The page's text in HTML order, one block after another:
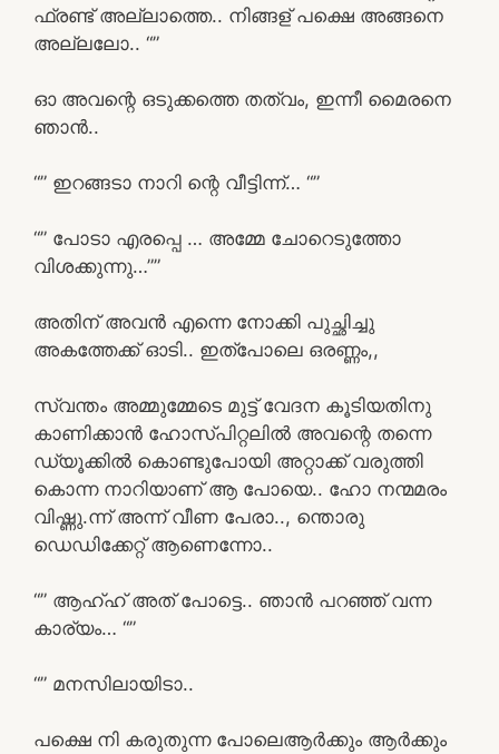
ഫ്രണ്ട് അല്ലാത്തെ.. നിങ്ങള് പക്ഷെ അങ്ങനെ
അല്ലലോ.. “”
ഓ അവന്റെ ഒടുക്കത്തെ തത്വം, ഇന്നീ മൈരനെ
ഞാൻ..
“” ഇറങ്ങടാ നാറി ന്റെ വീട്ടിന്ന്… “”
“” പോടാ എരപ്പെ … അമ്മേ ചോറെടുത്തോ
വിശക്കുന്നു…””
അതിന് അവൻ എന്നെ നോക്കി പുച്ഛിച്ചു
അകത്തേക്ക് ഓടി.. ഇത്പോലെ ഒരണ്ണം,,
സ്വന്തം അമ്മുമ്മേടെ മുട്ട് വേദന കൂടിയതിനു
കാണിക്കാൻ ഹോസ്പിറ്റലിൽ അവന്റെ തന്നെ
ഡ്യൂക്കിൽ കൊണ്ടുപോയി അറ്റാക്ക് വരുത്തി
കൊന്ന നാറിയാണ് ആ പോയെ.. ഹോ നന്മമരം
വിഷ്ണു.ന്ന് അന്ന് വീണ പേരാ.., ന്തൊരു
ഡെഡിക്കേറ്റ് ആണെന്നോ..
“” ആഹ്ഹ് അത് പോട്ടെ.. ഞാൻ പറഞ്ഞ് വന്ന
കാര്യം… “”
“” മനസിലായിടാ..
പക്ഷെ നി കരുതുന്ന പോലെആർക്കും ആർക്കും